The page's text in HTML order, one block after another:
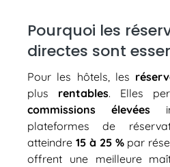
Pourquoi les
directes sont
Pour les hôtels, les
plus rentables. Elles
commissions élevées
plateformes de
atteindre 15 à 25 %par
offrent une meilleure